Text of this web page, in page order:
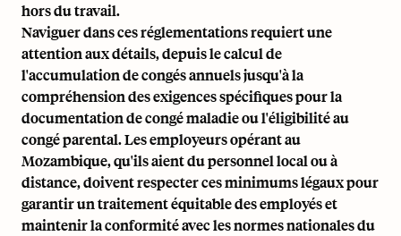
hors du travail.
Naviguer dans ces réglementations requiert une
attention aux détails, depuis le calcul de
l'accumulation de congés annuels jusqu'à la
compréhension des exigences spécifiques pour la
documentation de congé maladie ou l'éligibilité au
congé parental. Les employeurs opérant au
Mozambique, qu'ils aient du personnel local ou à
distance, doivent respecter ces minimums légaux pour
garantir un traitement équitable des employés et
maintenir la conformité avec les normes nationales du